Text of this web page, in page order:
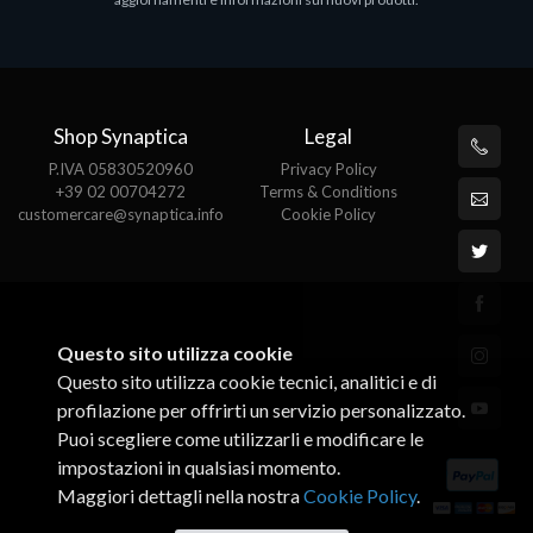
Shop Synaptica
P.IVA 05830520960
+39 02 00704272
customercare@synaptica.info
Legal
Privacy Policy
Terms & Conditions
Cookie Policy
Questo sito utilizza cookie
Questo sito utilizza cookie tecnici, analitici e di
profilazione per offrirti un servizio personalizzato.
Puoi scegliere come utilizzarli e modificare le
impostazioni in qualsiasi momento.
Maggiori dettagli nella nostraCookie Policy.